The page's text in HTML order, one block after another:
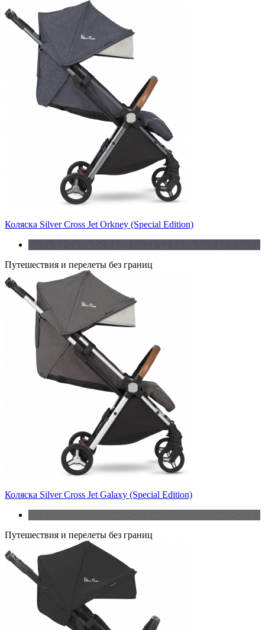
Коляска Silver Cross Jet Orkney (Special Edition)
Путешествия и перелеты без границ
Коляска Silver Cross Jet Galaxy (Special Edition)
Путешествия и перелеты без границ